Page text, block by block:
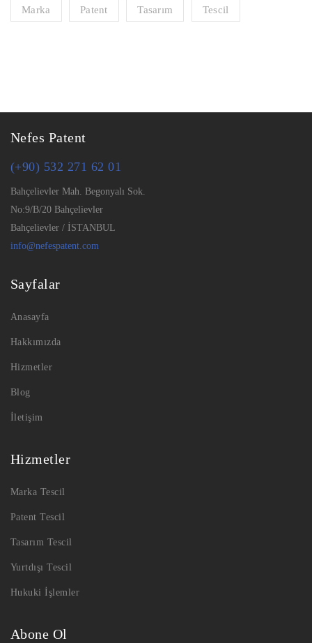
Marka Patent Tasarım Tescil
Nefes Patent
(+90) 532 271 62 01
Bahçelievler Mah. Begonyalı Sok.
No:9/B/20 Bahçelievler
Bahçelievler / İSTANBUL
info@nefespatent.com
Sayfalar
Anasayfa
Hakkımızda
Hizmetler
Blog
İletişim
Hizmetler
Marka Tescil
Patent Tescil
Tasarım Tescil
Yurtdışı Tescil
Hukuki İşlemler
Abone Ol